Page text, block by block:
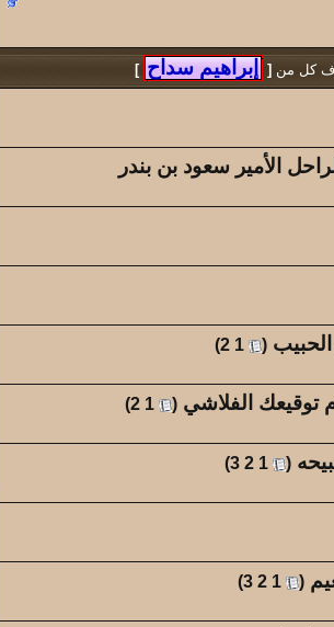
مشاركات كل من [
]
الأمير سعود بن بندر
‏
(
1
2
)
توقيعك الفلاشي ‏
(
1
2
)
‏
(
1
2
3
)
‏
(
1
2
3
)